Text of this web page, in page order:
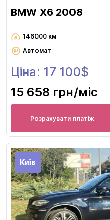
BMW X6 2008
146000 км
Автомат
Ціна: 17 100$
15 658 грн/міс
Розрахувати платіж
Київ